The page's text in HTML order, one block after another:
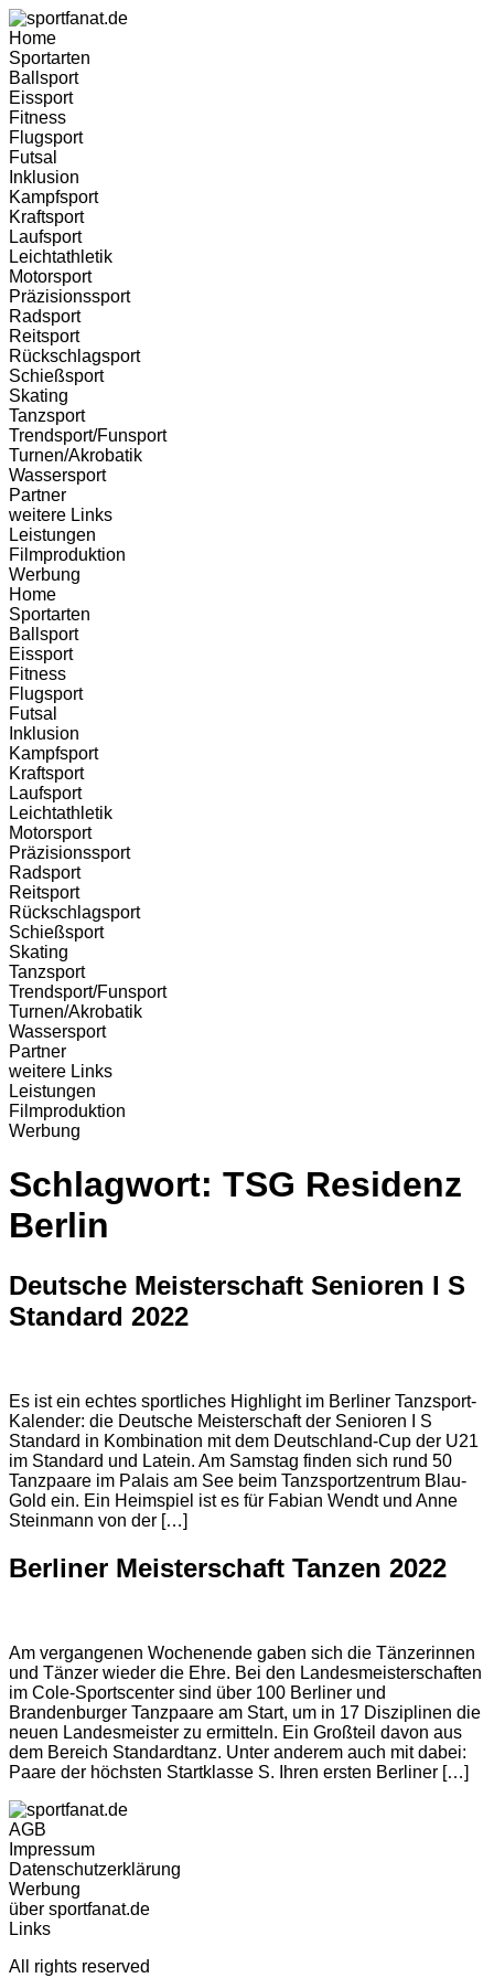
Home
Sportarten
Ballsport
Eissport
Fitness
Flugsport
Futsal
Inklusion
Kampfsport
Kraftsport
Laufsport
Leichtathletik
Motorsport
Präzisionssport
Radsport
Reitsport
Rückschlagsport
Schießsport
Skating
Tanzsport
Trendsport/Funsport
Turnen/Akrobatik
Wassersport
Partner
weitere Links
Leistungen
Filmproduktion
Werbung
Home
Sportarten
Ballsport
Eissport
Fitness
Flugsport
Futsal
Inklusion
Kampfsport
Kraftsport
Laufsport
Leichtathletik
Motorsport
Präzisionssport
Radsport
Reitsport
Rückschlagsport
Schießsport
Skating
Tanzsport
Trendsport/Funsport
Turnen/Akrobatik
Wassersport
Partner
weitere Links
Leistungen
Filmproduktion
Werbung
Schlagwort: TSG Residenz
Berlin
Deutsche Meisterschaft Senioren I S
Standard 2022
Es ist ein echtes sportliches Highlight im Berliner Tanzsport-
Kalender: die Deutsche Meisterschaft der Senioren I S
Standard in Kombination mit dem Deutschland-Cup der U21
im Standard und Latein. Am Samstag finden sich rund 50
Tanzpaare im Palais am See beim Tanzsportzentrum Blau-
Gold ein. Ein Heimspiel ist es für Fabian Wendt und Anne
Steinmann von der […]
Berliner Meisterschaft Tanzen 2022
Am vergangenen Wochenende gaben sich die Tänzerinnen
und Tänzer wieder die Ehre. Bei den Landesmeisterschaften
im Cole-Sportscenter sind über 100 Berliner und
Brandenburger Tanzpaare am Start, um in 17 Disziplinen die
neuen Landesmeister zu ermitteln. Ein Großteil davon aus
dem Bereich Standardtanz. Unter anderem auch mit dabei:
Paare der höchsten Startklasse S. Ihren ersten Berliner […]
AGB
Impressum
Datenschutzerklärung
Werbung
über sportfanat.de
Links
All rights reserved